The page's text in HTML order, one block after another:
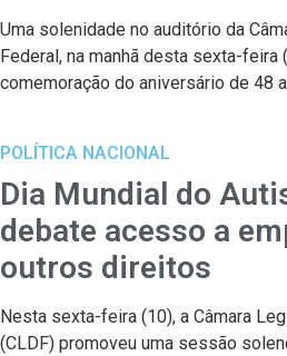
Uma solenidade no auditório da
Federal, na manhã desta sexta-feira
comemoração do aniversário de 48
POLÍTICA NACIONAL
Dia Mundial do
debate acesso a
outros direitos
Nesta sexta-feira (10), a Câmara
(CLDF) promoveu uma sessão